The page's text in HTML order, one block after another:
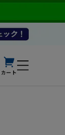
カート